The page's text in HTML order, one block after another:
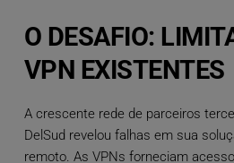
O DESAFIO:
VPN EXISTENTES
A crescente rede de parceiros
DelSud revelou falhas em sua
remoto. As VPNs forneciam